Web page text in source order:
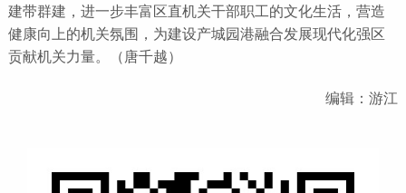
建带群建，进一步丰富区直机关干部职工的文化生活，营造
健康向上的机关氛围，为建设产城园港融合发展现代化强区
贡献机关力量。（唐千越）
编辑：游江